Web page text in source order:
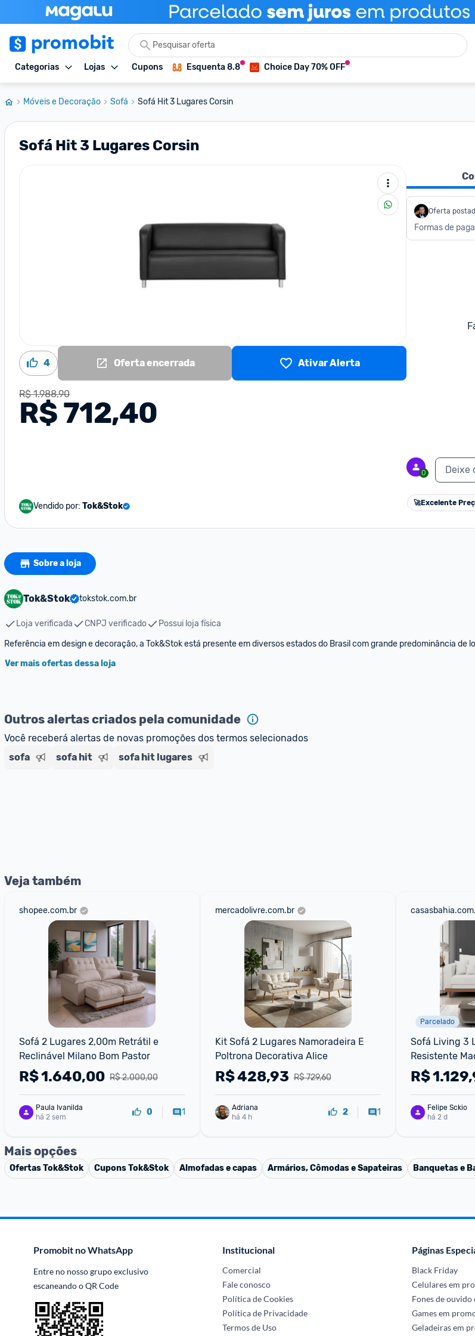
Categorias Lojas Cupons Esquenta 8.8 Choice Day 70% OFF
Móveis e Decoração Sofá Sofá Hit 3 Lugares Corsin
Sofá Hit 3 Lugares Corsin
4 Oferta encerrada Ativar Alerta
R$ 1.988,90
R$ 712,40
Vendido por: Tok&Stok
Oferta
Formas de
0 Deixe
🚀Excelente
Sobre a loja
Tok&Stok tokstok.com.br
Loja verificada CNPJ verificado
Possui loja física
Referência em design e decoração, a Tok&Stok está presente em diversos estados do Brasil com grande predominância de
Ver mais ofertas dessa loja
Outros alertas criados pela comunidade
Você receberá alertas de novas promoções dos termos selecionados
sofa
sofa hit sofa hit lugares
Veja também
shopee.com.br
Sofá 2 Lugares 2,00m Retrátil e
Reclinável Milano Bom Pastor
R$ 2.000,00
R$1.640,00
Paula Ivanilda
há 2 sem
0 1
mercadolivre.com.br
Kit Sofá 2 Lugares Namoradeira E
Poltrona Decorativa Alice
R$ 729,60
R$428,93
Adriana
há 4 h
2 1
Parcelado
Sofá Living 3
Resistente
Bege
R$
Felipe Sckio
há 2 d
Mais opções
OfertasTok&Stok CuponsTok&Stok Almofadas e capas Armários, Cômodas e Sapateiras Banquetas e
Promobit no WhatsApp
Entre no nosso grupo exclusivo
escaneando o QR Code
Institucional
Comercial
Fale conosco
Política de Cookies
Política de Privacidade
Termos de Uso
Páginas
Black Friday
Celulares em
Fones de
Games em
Geladeiras em